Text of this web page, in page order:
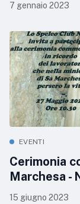
7 gennaio 2023
EVENTI
Cerimonia
Marchesa -
15 giugno 2023